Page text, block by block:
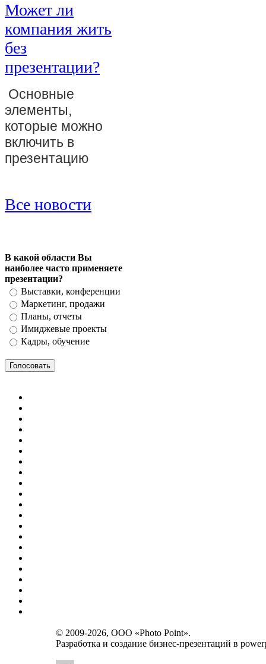
Может ли
компания жить
без
презентации?
Основные
элементы,
которые можно
включить в
презентацию
Все новости
В какой области Вы
наиболее часто применяете
презентации?
Выставки, конференции
Маркетинг, продажи
Планы, отчеты
Имиджевые проекты
Кадры, обучение
© 2009-2026, OOO «Photo Point».
Разработка и создание бизнес-презентаций в